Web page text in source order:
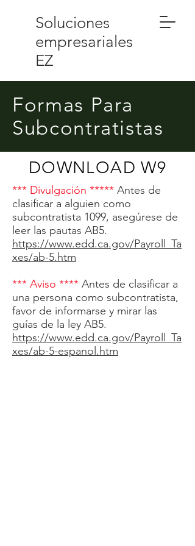
Soluciones
empresariales
EZ
Formas Para
Subcontratistas
DOWNLOAD W9
*** Divulgación ***** Antes de
clasificar a alguien como
subcontratista 1099, asegúrese de
leer las pautas AB5.
https://www.edd.ca.gov/Payroll_Ta
xes/ab-5.htm
*** Aviso **** Antes de clasificar a
una persona como subcontratista,
favor de informarse y mirar las
guías de la ley AB5.
https://www.edd.ca.gov/Payroll_Ta
xes/ab-5-espanol.htm